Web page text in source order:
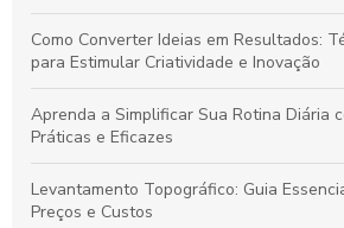
Como Converter Ideias em Resultados:
para Estimular Criatividade e Inovação
Aprenda a Simplificar Sua Rotina Diária
Práticas e Eficazes
Levantamento Topográfico: Guia
Preços e Custos